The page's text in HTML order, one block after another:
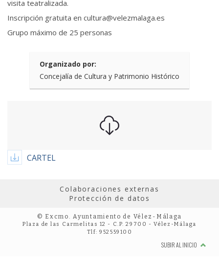
visita teatralizada.
Inscripción gratuita en cultura@velezmalaga.es
Grupo máximo de 25 personas
Organizado por:
Concejalía de Cultura y Patrimonio Histórico
CARTEL
Colaboraciones externas
Protección de datos
© Excmo. Ayuntamiento de Vélez-Málaga
Plaza de las Carmelitas 12 - C.P. 29700 - Vélez-Málaga
Tlf: 952559100
SUBIR AL INICIO